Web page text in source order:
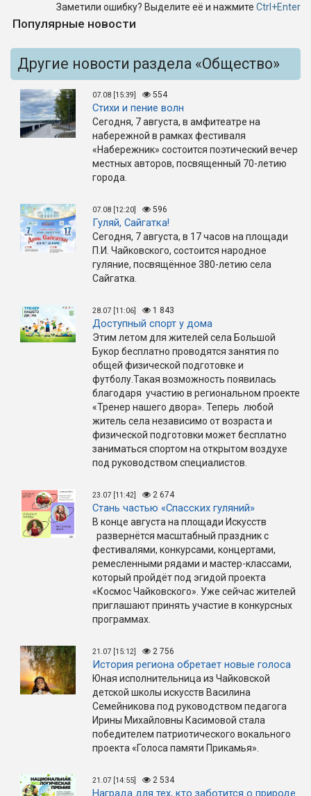
Заметили ошибку? Выделите её и нажмите Ctrl+Enter
Популярные новости
Другие новости раздела «Общество»
07.08 [15:39] 554
Стихи и пение волн
Сегодня, 7 августа, в амфитеатре на
набережной в рамках фестиваля
«Набережник» состоится поэтический вечер
местных авторов, посвященный 70-летию
города.
07.08 [12:20] 596
Гуляй, Сайгатка!
Сегодня, 7 августа, в 17 часов на площади
П.И. Чайковского, состоится народное
гуляние, посвящённое 380-летию села
Сайгатка.
28.07 [11:06] 1 843
Доступный спорт у дома
Этим летом для жителей села Большой
Букор бесплатно проводятся занятия по
общей физической подготовке и
футболу.Такая возможность появилась
благодаря участию в региональном проекте
«Тренер нашего двора». Теперь любой
житель села независимо от возраста и
физической подготовки может бесплатно
заниматься спортом на открытом воздухе
под руководством специалистов.
23.07 [11:42] 2 674
Стань частью «Спасских гуляний»
В конце августа на площади Искусств
развернётся масштабный праздник с
фестивалями, конкурсами, концертами,
ремесленными рядами и мастер-классами,
который пройдёт под эгидой проекта
«Космос Чайковского». Уже сейчас жителей
приглашают принять участие в конкурсных
программах.
21.07 [15:12] 2 756
История региона обретает новые голоса
Юная исполнительница из Чайковской
детской школы искусств Василина
Семейникова под руководством педагога
Ирины Михайловны Касимовой стала
победителем патриотического вокального
проекта «Голоса памяти Прикамья».
21.07 [14:55] 2 534
Награда для тех, кто заботится о природе